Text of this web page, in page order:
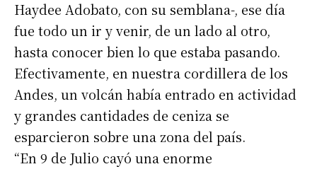
Haydee Adobato, con su semblana-, ese día
fue todo un ir y venir, de un lado al otro,
hasta conocer bien lo que estaba pasando.
Efectivamente, en nuestra cordillera de los
Andes, un volcán había entrado en actividad
y grandes cantidades de ceniza se
esparcieron sobre una zona del país.
“En 9 de Julio cayó una enorme